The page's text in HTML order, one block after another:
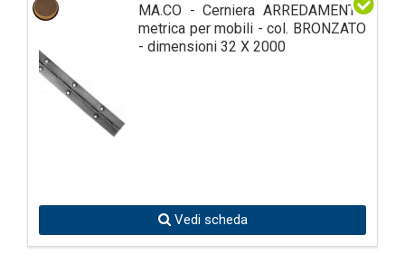
MA.CO - Cerniera ARREDAMENTO
metrica per mobili - col. BRONZATO
- dimensioni 32 X 2000
Vedi scheda